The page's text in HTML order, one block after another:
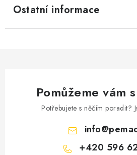
Ostatní informace
Pomůžeme vám
Potřebujete s něčím poradit?
info@
+420 596